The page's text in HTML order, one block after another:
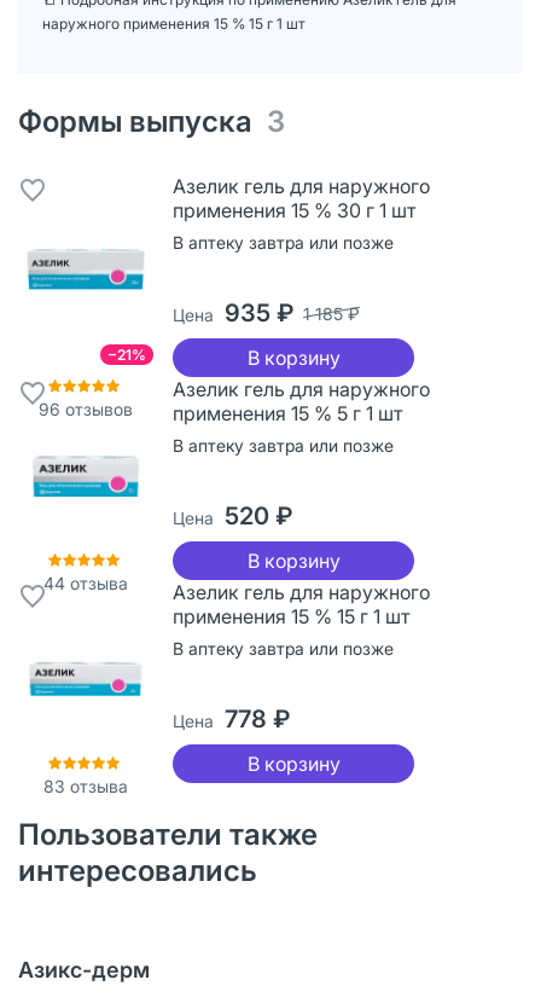
наружного применения 15 % 15 г 1 шт
Формы выпуска 3
−21%
96 отзывов
Азелик гель для наружного
применения 15 % 30 г 1 шт
В аптеку завтра или позже
Цена 935 ₽ 1 185 ₽
В корзину
44 отзыва
Азелик гель для наружного
применения 15 % 5 г 1 шт
В аптеку завтра или позже
Цена 520 ₽
В корзину
83 отзыва
Азелик гель для наружного
применения 15 % 15 г 1 шт
В аптеку завтра или позже
Цена 778 ₽
В корзину
Пользователи также
интересовались
Азикс-дерм